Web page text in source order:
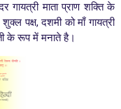
गायत्री माता प्राण शक्ति के
पक्ष, दशमी को माँ गायत्री
के रूप में मनाते है।